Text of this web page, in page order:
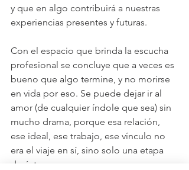
y que en algo contribuirá a nuestras
experiencias presentes y futuras.
Con el espacio que brinda la escucha
profesional se concluye que a veces es
bueno que algo termine, y no morirse
en vida por eso. Se puede dejar ir al
amor (de cualquier índole que sea) sin
mucho drama, porque esa relación,
ese ideal, ese trabajo, ese vínculo no
era el viaje en sí, sino solo una etapa
de éste.